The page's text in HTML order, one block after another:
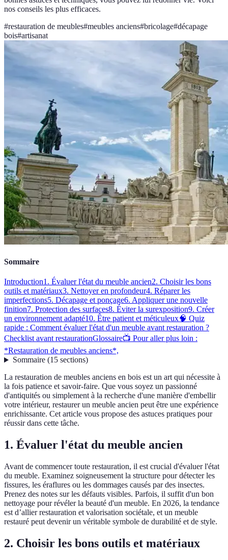
nos conseils les plus efficaces.
#restauration de meubles#meubles anciens#bricolage#décapage
bois#artisanat
Sommaire
Introduction1. Évaluer l'état du meuble ancien2. Choisir les bons
outils et matériaux3. Nettoyer en profondeur4. Réparer les
imperfections5. Décapage et ponçage6. Appliquer une nouvelle
finition7. Protection des surfaces8. Éviter la surexposition9. Créer
un environnement adapté10. Être patient et méticuleux🧠 Quiz
rapide : Comment évaluer l'état d'un meuble avant restauration ?
Checklist avant restaurationGlossaire📺 Pour aller plus loin :
*Restauration de meubles anciens*,
Sommaire(15 sections)
La restauration de meubles anciens en bois est un art qui nécessite à
la fois patience et savoir-faire. Que vous soyez un passionné
d'antiquités ou simplement à la recherche d'une manière d'embellir
votre intérieur, restaurer un meuble ancien peut être une expérience
enrichissante. Cet article vous propose des astuces pratiques pour
réussir dans cette tâche.
1. Évaluer l'état du meuble ancien
Avant de commencer toute restauration, il est crucial d'évaluer l'état
du meuble. Examinez soigneusement la structure pour détecter les
fissures, les éraflures ou les dommages causés par des insectes.
Prenez des notes sur les défauts visibles. Parfois, il suffit d'un bon
nettoyage pour révéler la beauté d'un meuble. En 2026, la tendance
est d’allier restauration et valorisation sociétale, et un meuble
restauré peut devenir un véritable symbole de durabilité et de style.
2. Choisir les bons outils et matériaux